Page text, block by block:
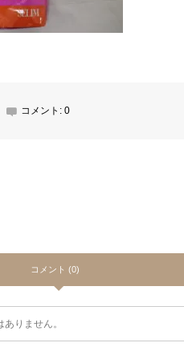
コメント: 0
コメント (0)
りません。